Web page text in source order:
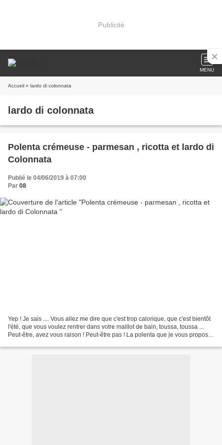
Publicité
MENU
Accueil » lardo di colonnata
lardo di colonnata
Polenta crémeuse - parmesan , ricotta et lardo di
Colonnata
Publié le 04/06/2019 à 07:00
Par 08
Yep ! Je sais .... Vous allez me dire que c'est trop calorique, que c'est bientôt
l'été, que vous voulez rentrer dans votre maillot de bain, toussa, toussa ...
Peut-être, avez vous raison ! Peut-être pas ! La polenta que je vous propose